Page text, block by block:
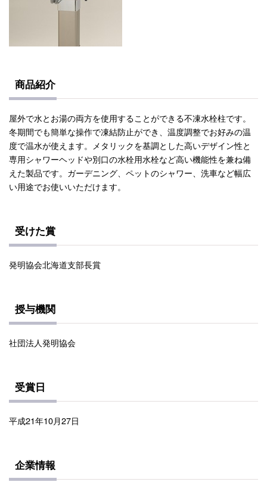
商品紹介
屋外で水とお湯の両方を使用することができる不凍水栓柱です。
冬期間でも簡単な操作で凍結防止ができ、温度調整でお好みの温
度で温水が使えます。メタリックを基調とした高いデザイン性と
専用シャワーヘッドや別口の水栓用水栓など高い機能性を兼ね備
えた製品です。ガーデニング、ペットのシャワー、洗車など幅広
い用途でお使いいただけます。
受けた賞
発明協会北海道支部長賞
授与機関
社団法人発明協会
受賞日
平成21年10月27日
企業情報